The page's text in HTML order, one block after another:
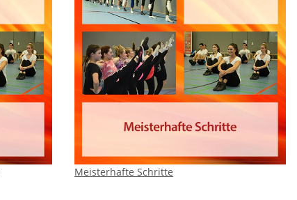
Meisterhafte Schritte